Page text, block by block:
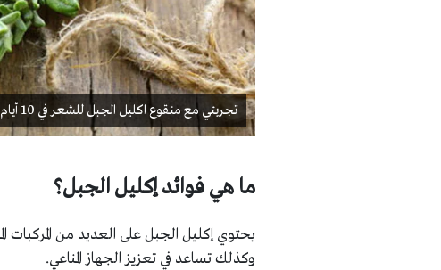
تجربتي مع منقوع اكليل الجبل للشعر في 10 أيام
ما هي فوائد إكليل الجبل؟
يحتوي إكليل الجبل على العديد من
وكذلك تساعد في تعزيز الجهاز المناعي.